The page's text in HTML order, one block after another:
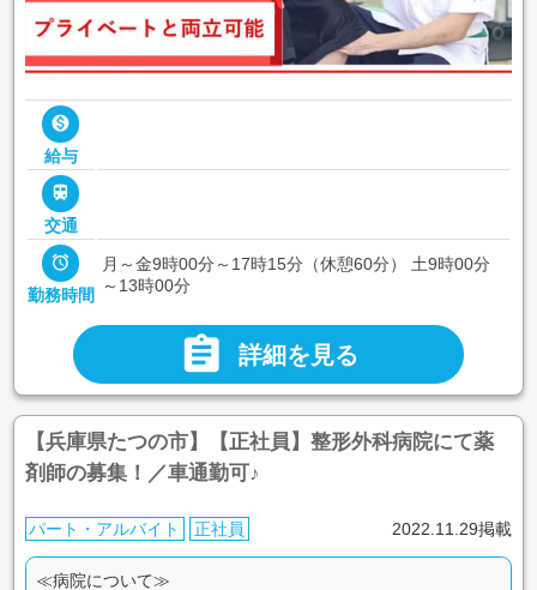

給与

交通

勤務時間
月～金9時00分～17時15分（休憩60分） 土9時00分
～13時00分
 詳細を見る
【兵庫県たつの市】【正社員】整形外科病院にて薬
剤師の募集！／車通勤可♪
パート・アルバイト 正社員 2022.11.29掲載
≪病院について≫